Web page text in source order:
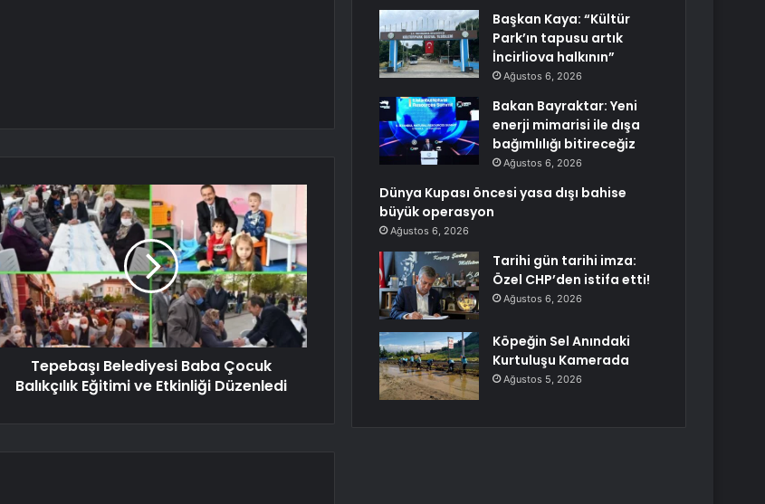
Tepebaşı Belediyesi Baba Çocuk
Balıkçılık Eğitimi ve Etkinliği Düzenledi
Başkan Kaya: “Kültür
Park’ın tapusu artık
İncirliova halkının”
Ağustos 6, 2026
Bakan Bayraktar: Yeni
enerji mimarisi ile dışa
bağımlılığı bitireceğiz
Ağustos 6, 2026
Dünya Kupası öncesi yasa dışı bahise
büyük operasyon
Ağustos 6, 2026
Tarihi gün tarihi imza:
Özel CHP’den istifa etti!
Ağustos 6, 2026
Köpeğin Sel Anındaki
Kurtuluşu Kamerada
Ağustos 5, 2026